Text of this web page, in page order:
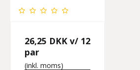
26,25 DKK v/ 12
par
(inkl. moms)